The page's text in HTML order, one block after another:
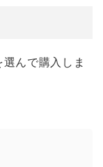
んで購入しま